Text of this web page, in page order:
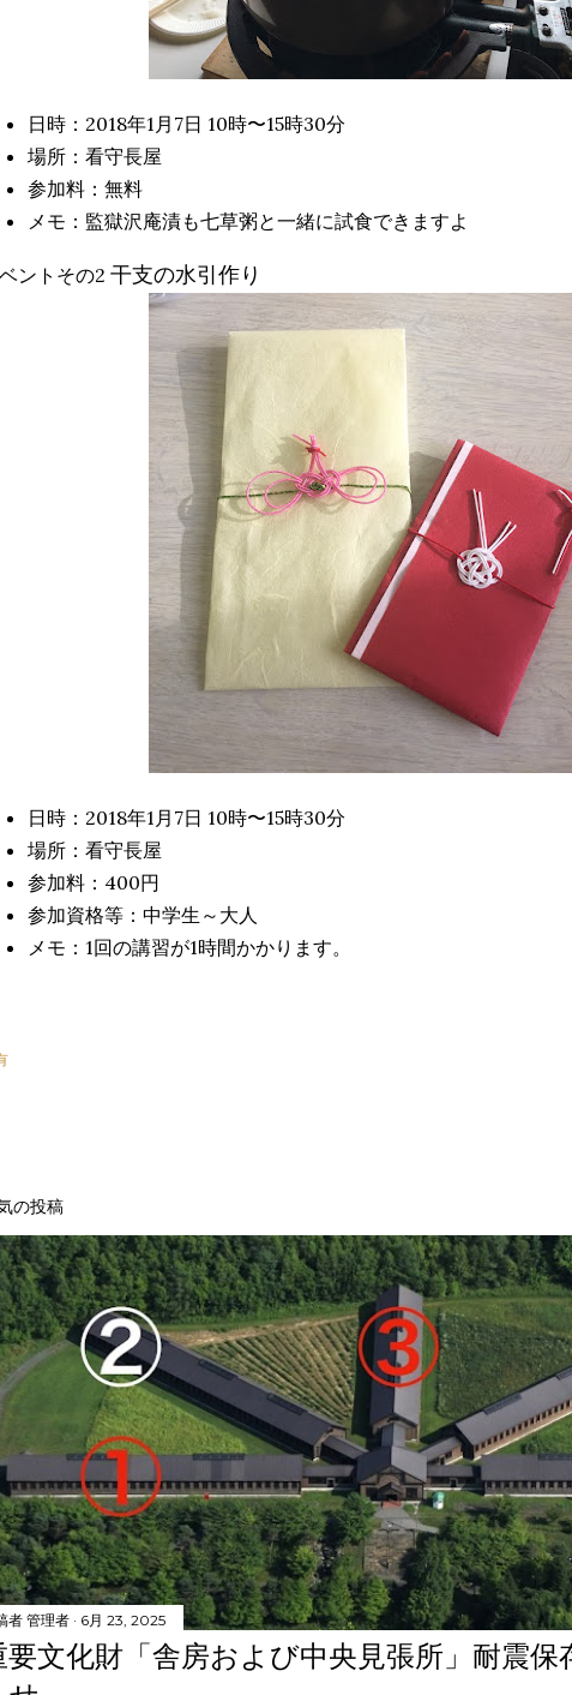
日時：2018年1月7日 10時〜15時30分
場所：看守長屋
参加料：無料
メモ：監獄沢庵漬も七草粥と一緒に試食できますよ
ントその2 干支の水引作り
日時：2018年1月7日 10時〜15時30分
場所：看守長屋
参加料：400円
参加資格等：中学生～大人
メモ：1回の講習が1時間かかります。
の投稿
者 管理者 6月 23, 2025
要文化財「舎房および中央見張所」耐震保